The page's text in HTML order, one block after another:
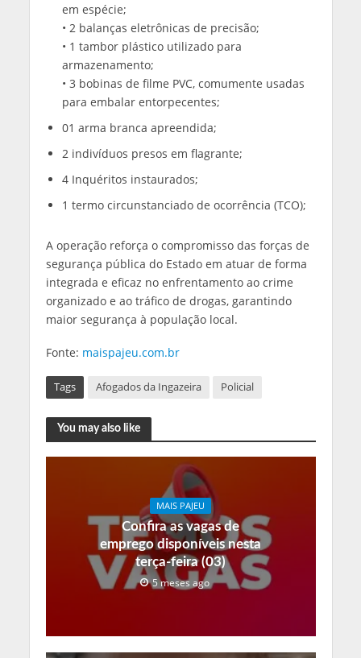
em espécie;
• 2 balanças eletrônicas de precisão;
• 1 tambor plástico utilizado para
armazenamento;
• 3 bobinas de filme PVC, comumente usadas
para embalar entorpecentes;
01 arma branca apreendida;
2 indivíduos presos em flagrante;
⁠4 Inquéritos instaurados;
⁠1 termo circunstanciado de ocorrência (TCO);
A operação reforça o compromisso das forças de
segurança pública do Estado em atuar de forma
integrada e eficaz no enfrentamento ao crime
organizado e ao tráfico de drogas, garantindo
maior segurança à população local.
Fonte: maispajeu.com.br
Tags Afogados da Ingazeira Policial
You may also like
MAIS PAJEU
Confira as vagas de
emprego disponíveis nesta
terça-feira (03)
5 meses ago